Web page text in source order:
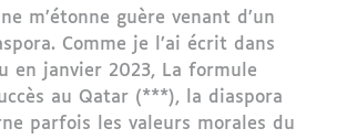
m’étonne guère venant d’un
Comme je l’ai écrit dans
en janvier 2023, La formule
au Qatar (***), la diaspora
parfois les valeurs morales du